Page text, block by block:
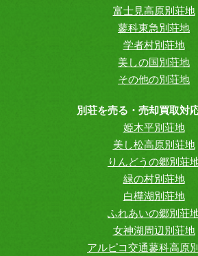
富士見高原別荘地
蓼科東急別荘地
学者村別荘地
美しの国別荘地
その他の別荘地
別荘を売る・売却買取対
姫木平別荘地
美し松高原別荘地
りんどうの郷別荘
緑の村別荘地
白樺湖別荘地
ふれあいの郷別荘
女神湖周辺別荘地
アルピコ交通蓼科高原